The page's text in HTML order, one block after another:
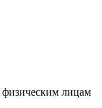
физическим лицам